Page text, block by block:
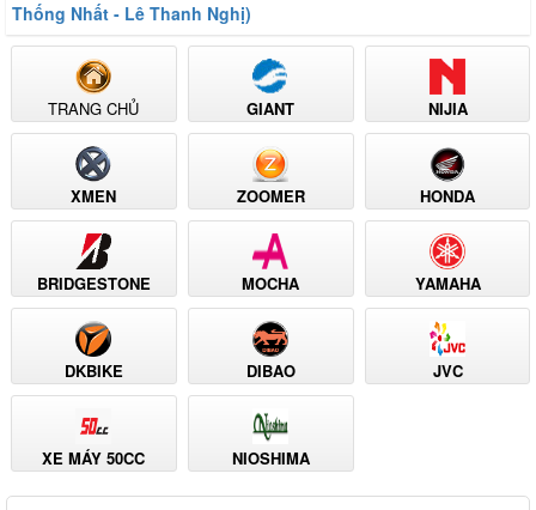
Thống Nhất - Lê Thanh Nghị)
TRANG CHỦ GIANT NIJIA
XMEN ZOOMER HONDA
BRIDGESTONE MOCHA YAMAHA
DKBIKE DIBAO JVC
XE MÁY 50CC NIOSHIMA